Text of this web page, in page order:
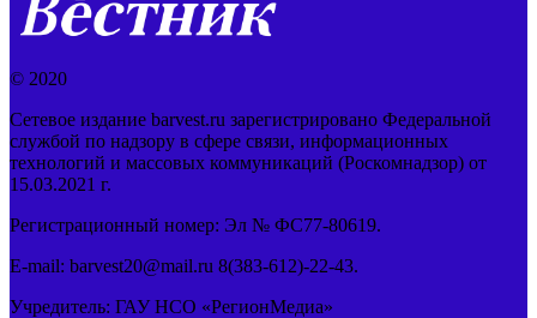
© 2020
Сетевое издание barvest.ru зарегистрировано Федеральной
службой по надзору в сфере связи, информационных
технологий и массовых коммуникаций (Роскомнадзор) от
15.03.2021 г.
Регистрационный номер: Эл № ФС77-80619.
E-mail: barvest20@mail.ru 8(383-612)-22-43.
Учредитель: ГАУ НСО «РегионМедиа»